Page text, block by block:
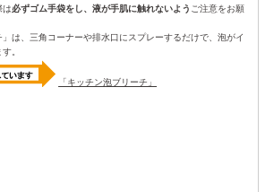
は必ずゴム手袋をし、液が手肌に触れないよう ご注意をお願
は、三角コーナーや排水口にスプレーするだけで、泡がイ
。
「キッチン泡ブリーチ」